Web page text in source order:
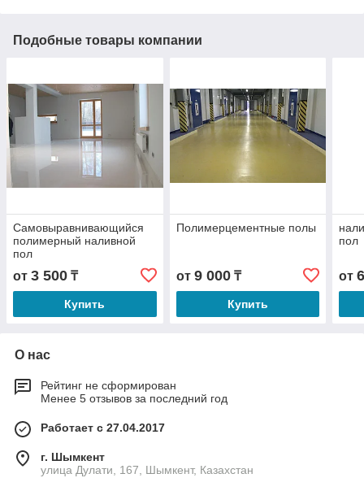
Подобные товары компании
Самовыравнивающийся
полимерный наливной
пол
от 3 500 ₸
Купить
Полимерцементные полы
от 9 000₸
Купить
пол
от
О нас
Рейтинг не сформирован
Менее 5 отзывов за последний год
Работает с 27.04.2017
г. Шымкент
улица Дулати, 167, Шымкент, Казахстан